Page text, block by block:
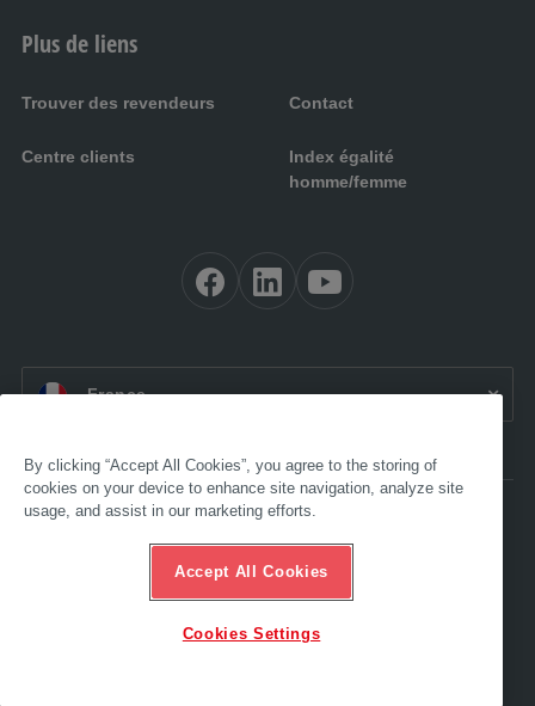
Plus de liens
Trouver des revendeurs Contact
Centre clients
Index égalité
homme/femme
FR: France
Accessibilité
Mentions légales
CONDITIONS GÉNÉRALES
Protection des données
Compliance
Hotline éthique
By clicking “Accept All Cookies”, you agree to the storing of
cookies on your device to enhance site navigation, analyze site
usage, and assist in our marketing efforts.
Accept All Cookies
Cookies Settings